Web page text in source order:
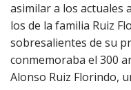
asimilar a los actuales
los de la familia Ruiz
sobresalientes de su
conmemoraba el 300
Alonso Ruiz Florindo,